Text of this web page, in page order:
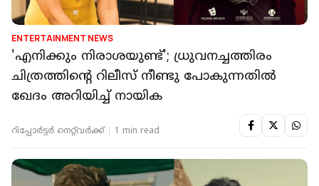
ENTERTAINMENT NEWS
'എനിക്കും നിരാശയുണ്ട്'; ധ്രുവനച്ചത്തിരം
ചിത്രത്തിൻ്റെ റിലീസ് നീണ്ടു പോകുന്നതിൽ
ഖേദം അറിയിച്ച് നായിക
റിപ്പോർട്ടർ നെറ്റ്‌വര്‍ക്ക്‌ 1 min read